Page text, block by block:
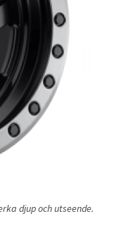
djup och utseende.